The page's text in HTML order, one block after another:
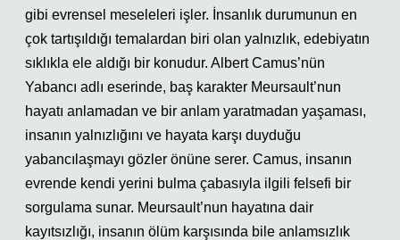
gibi evrensel meseleleri işler. İnsanlık durumunun en
çok tartışıldığı temalardan biri olan yalnızlık, edebiyatın
sıklıkla ele aldığı bir konudur. Albert Camus’nün
Yabancı adlı eserinde, baş karakter Meursault’nun
hayatı anlamadan ve bir anlam yaratmadan yaşaması,
insanın yalnızlığını ve hayata karşı duyduğu
yabancılaşmayı gözler önüne serer. Camus, insanın
evrende kendi yerini bulma çabasıyla ilgili felsefi bir
sorgulama sunar. Meursault’nun hayatına dair
kayıtsızlığı, insanın ölüm karşısında bile anlamsızlık